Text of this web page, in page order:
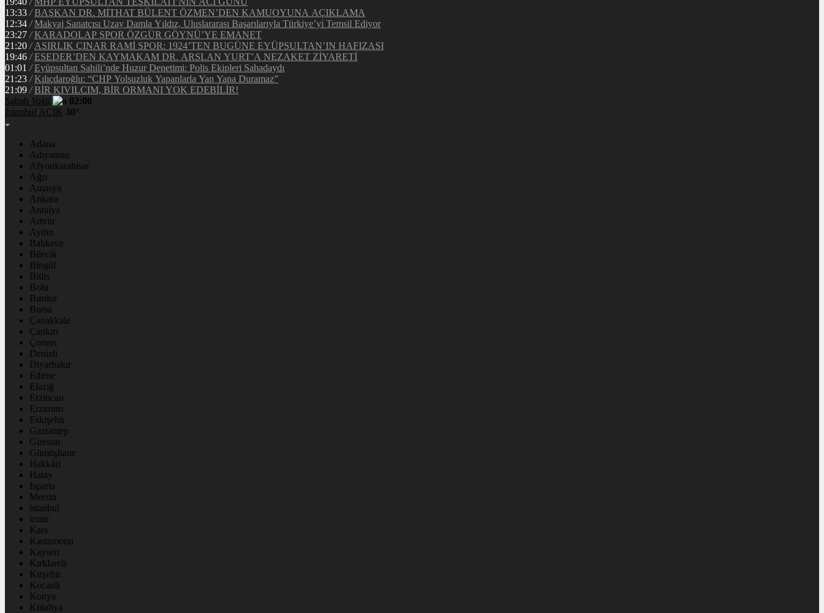
13:33 / BAŞKAN DR. MİTHAT BÜLENT ÖZMEN’DEN KAMUOYUNA AÇIKLAMA
12:34 / Makyaj Sanatçısı Uzay Damla Yıldız, Uluslararası Başarılarıyla Türkiye’yi Temsil Ediyor
23:27 / KARADOLAP SPOR ÖZGÜR GÖYNÜ’YE EMANET
21:20 / ASIRLIK ÇINAR RAMİ SPOR: 1924’TEN BUGÜNE EYÜPSULTAN’IN HAFIZASI
19:46 / ESEDER’DEN KAYMAKAM DR. ARSLAN YURT’A NEZAKET ZİYARETİ
01:01 / Eyüpsultan Sahili’nde Huzur Denetimi: Polis Ekipleri Sahadaydı
21:23 / Kılıçdaroğlu: “CHP Yolsuzluk Yapanlarla Yan Yana Duramaz”
21:09 / BİR KIVILCIM, BİR ORMANI YOK EDEBİLİR!
Sabah Vakti
02:00
İstanbul AÇIK 30°
Adana
Adıyaman
Afyonkarahisar
Ağrı
Amasya
Ankara
Antalya
Artvin
Aydın
Balıkesir
Bilecik
Bingöl
Bitlis
Bolu
Burdur
Bursa
Çanakkale
Çankırı
Çorum
Denizli
Diyarbakır
Edirne
Elazığ
Erzincan
Erzurum
Eskişehir
Gaziantep
Giresun
Gümüşhane
Hakkâri
Hatay
Isparta
Mersin
istanbul
izmir
Kars
Kastamonu
Kayseri
Kırklareli
Kırşehir
Kocaeli
Konya
Kütahya